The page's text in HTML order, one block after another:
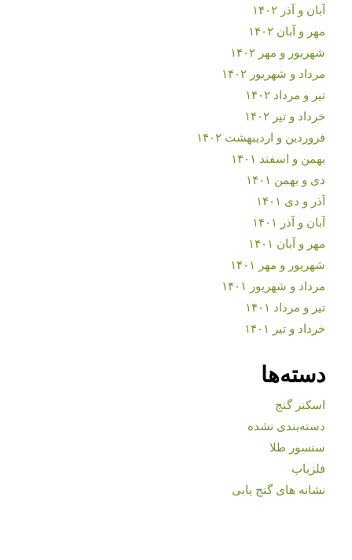
آبان و آذر ۱۴۰۲
مهر و آبان ۱۴۰۲
شهریور و مهر ۱۴۰۲
مرداد و شهریور ۱۴۰۲
تیر و مرداد ۱۴۰۲
خرداد و تیر ۱۴۰۲
فروردین و اردیبهشت ۱۴۰۲
بهمن و اسفند ۱۴۰۱
دی و بهمن ۱۴۰۱
آذر و دی ۱۴۰۱
آبان و آذر ۱۴۰۱
مهر و آبان ۱۴۰۱
شهریور و مهر ۱۴۰۱
مرداد و شهریور ۱۴۰۱
تیر و مرداد ۱۴۰۱
خرداد و تیر ۱۴۰۱
دسته‌ها
اسکنر گنج
دسته‌بندی نشده
سنسور طلا
فلزیاب
نشانه های گنج یابی